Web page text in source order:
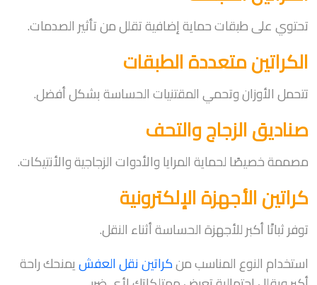
تحتوي على طبقات حماية إضافية تقلل من تأثير الصدمات.
الكراتين متعددة الطبقات
تتحمل الأوزان وتحمي المقتنيات الحساسة بشكل أفضل.
صناديق الزجاج والتحف
مصممة خصيصًا لحماية المرايا والأدوات الزجاجية والأنتيكات.
كراتين الأجهزة الإلكترونية
توفر ثباتًا أكبر للأجهزة الحساسة أثناء النقل.
استخدام النوع المناسب منكراتين نقل العفشيمنحك راحة